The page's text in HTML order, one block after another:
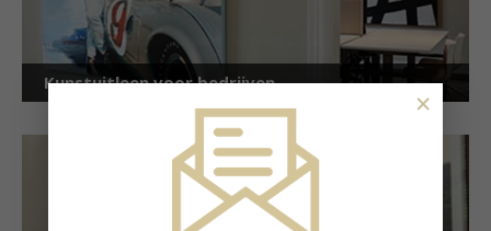
Kunstuitleen voor bedrijven
×